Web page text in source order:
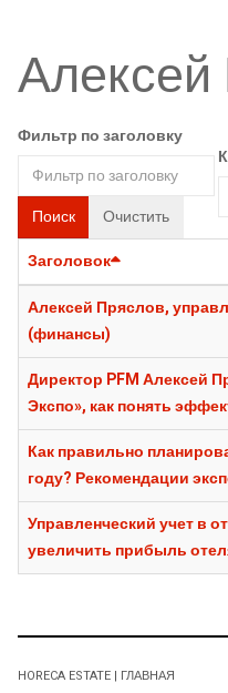
Фильтр по заголовку
Поиск Очистить
Заголовок
Алексей Пряслов,
(финансы)
Директор PFM Алексей
Экспо», как понять
Как правильно
году? Рекомендации
Управленческий учет в
увеличить прибыль
HORECA ESTATE | ГЛАВНАЯ